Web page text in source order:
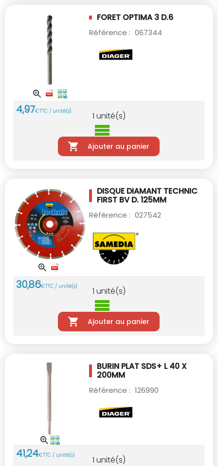
FORET OPTIMA 3 D.6
Référence : 067344
4,97€TTC / unité(s) 1 unité(s)
Ajouter au panier
DISQUE DIAMANT TECHNIC
FIRST BV D. 125MM
Référence : 027542
30,86€TTC / unité(s) 1 unité(s)
Ajouter au panier
BURIN PLAT SDS+ L 40 X
200MM
Référence : 126990
41,24€TTC / unité(s) 1 unité(s)